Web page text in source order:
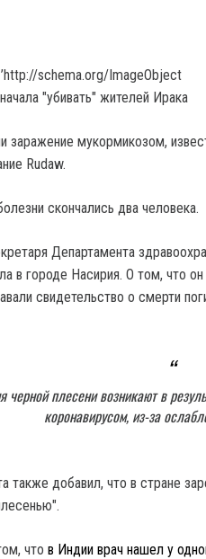
schema.org/ImageObject
заражение мукормикозом,
Rudaw.
скончались два человека.
Департамента
в городе Насирия. О том, что
свидетельство о смерти
черной плесени возникают в
коронавирусом, из-за
также добавил, что в стране
что в Индии врач нашел у